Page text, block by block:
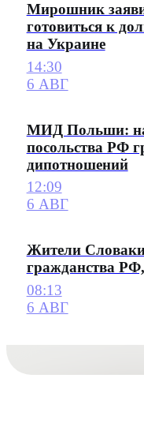
Мирошник
готовиться к
на Украине
14:30
6 АВГ
МИД Польши:
посольства РФ
дипотношений
12:09
6 АВГ
Жители
гражданства РФ,
08:13
6 АВГ